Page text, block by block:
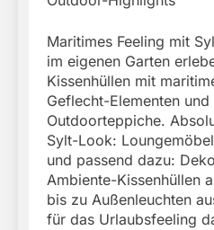
Maritimes Feeling mit
im eigenen Garten
Kissenhüllen mit
Geflecht-Elementen
Outdoorteppiche.
Sylt-Look:
und passend dazu:
Ambiente-Kissenhüllen
bis zu Außenleuchten
für das Urlaubsfeeling